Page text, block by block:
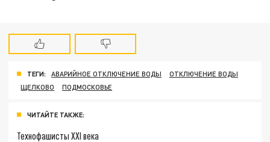
ТЕГИ: АВАРИЙНОЕ ОТКЛЮЧЕНИЕ ВОДЫ
ОТКЛЮЧЕНИЕ ВОДЫ
ЩЕЛКОВО
ПОДМОСКОВЬЕ
ЧИТАЙТЕ ТАКЖЕ:
Технофашисты XXI века